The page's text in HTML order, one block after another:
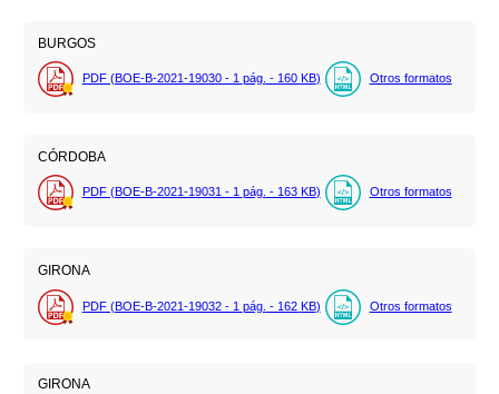
BURGOS
PDF (BOE-B-2021-19030 - 1 pág. - 160 KB) Otros formatos
CÓRDOBA
PDF (BOE-B-2021-19031 - 1 pág. - 163 KB) Otros formatos
GIRONA
PDF (BOE-B-2021-19032 - 1 pág. - 162 KB) Otros formatos
GIRONA